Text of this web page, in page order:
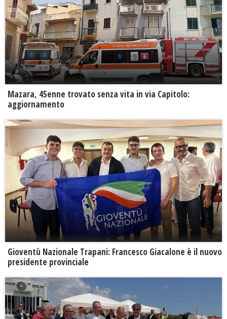
Mazara, 45enne trovato senza vita in via Capitolo:
aggiornamento
Gioventù Nazionale Trapani: Francesco Giacalone è il nuovo
presidente provinciale